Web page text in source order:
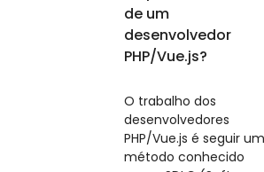
de um
desenvolvedor
PHP/Vue.js?
O trabalho dos
desenvolvedores
PHP/Vue.js é seguir um
método conhecido